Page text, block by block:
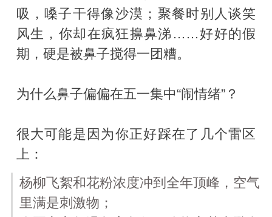
吸，嗓子干得像沙漠；聚餐时别人谈笑
风生，你却在疯狂擤鼻涕……好好的假
期，硬是被鼻子搅得一团糟。
为什么鼻子偏偏在五一集中“闹情绪”？
很大可能是因为你正好踩在了几个雷区
上：
杨柳飞絮和花粉浓度冲到全年顶峰，空气
里满是刺激物；